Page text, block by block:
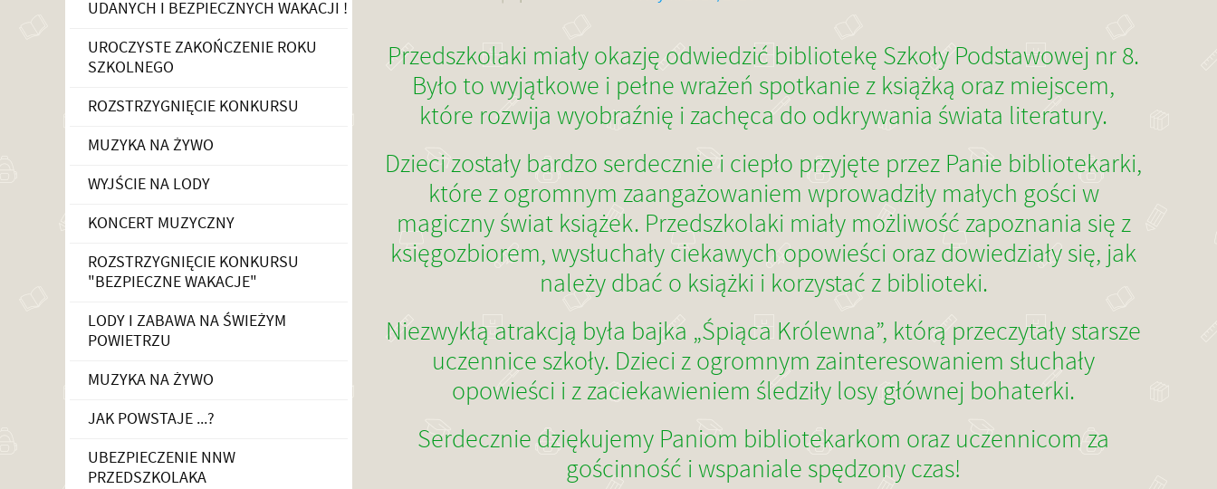
UDANYCH I BEZPIECZNYCH WAKACJI !
UROCZYSTE ZAKOŃCZENIE ROKU
SZKOLNEGO
ROZSTRZYGNIĘCIE KONKURSU
MUZYKA NA ŻYWO
WYJŚCIE NA LODY
KONCERT MUZYCZNY
ROZSTRZYGNIĘCIE KONKURSU
"BEZPIECZNE WAKACJE"
LODY I ZABAWA NA ŚWIEŻYM
POWIETRZU
MUZYKA NA ŻYWO
JAK POWSTAJE ...?
UBEZPIECZENIE NNW
PRZEDSZKOLAKA
Przedszkolaki miały okazję odwiedzić bibliotekę Szkoły Podstawowej nr 8.
Było to wyjątkowe i pełne wrażeń spotkanie z książką oraz miejscem,
które rozwija wyobraźnię i zachęca do odkrywania świata literatury.
Dzieci zostały bardzo serdecznie i ciepło przyjęte przez Panie bibliotekarki,
które z ogromnym zaangażowaniem wprowadziły małych gości w
magiczny świat książek. Przedszkolaki miały możliwość zapoznania się z
księgozbiorem, wysłuchały ciekawych opowieści oraz dowiedziały się, jak
należy dbać o książki i korzystać z biblioteki.
Niezwykłą atrakcją była bajka „Śpiąca Królewna”, którą przeczytały starsze
uczennice szkoły. Dzieci z ogromnym zainteresowaniem słuchały
opowieści i z zaciekawieniem śledziły losy głównej bohaterki.
Serdecznie dziękujemy Paniom bibliotekarkom oraz uczennicom za
gościnność i wspaniale spędzony czas!